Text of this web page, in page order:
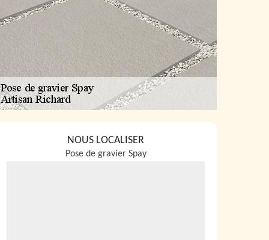
NOUS LOCALISER
Pose de gravier Spay